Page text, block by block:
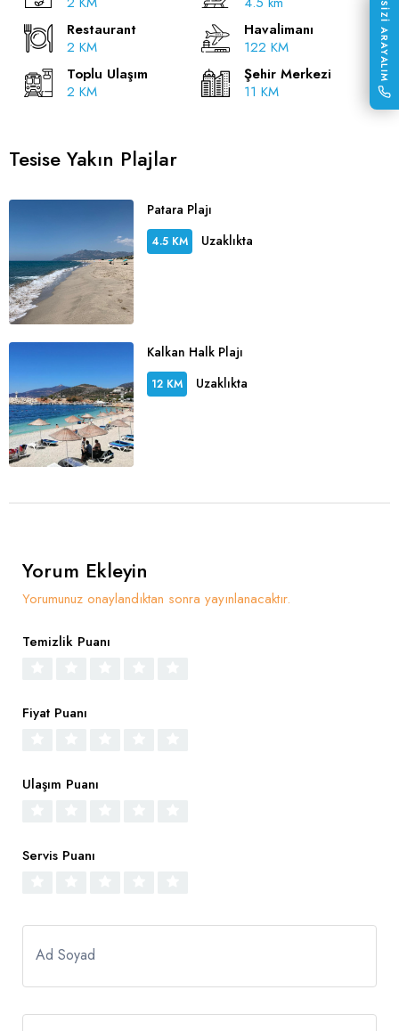
Restaurant
2 KM
Havalimanı
122 KM
Toplu Ulaşım
2 KM
Şehir Merkezi
11 KM
Tesise Yakın Plajlar
Patara Plajı
4.5 KM Uzaklıkta
Kalkan Halk Plajı
12 KM Uzaklıkta
Yorum Ekleyin
Yorumunuz onaylandıktan sonra yayınlanacaktır.
Temizlik Puanı
Fiyat Puanı
Ulaşım Puanı
Servis Puanı
Ad Soyad
SİZİ ARAYALIM